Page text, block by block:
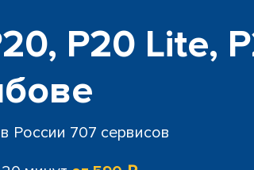
P20 Lite,
России 707 сервисов